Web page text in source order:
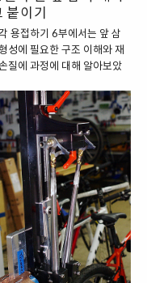
리지(Bridge)가 위치해야
Alxe)을 우선적으로 창
다. 그리고 뒷바퀴의 비드 사
값을 측정합니다. 이를
눈 뒤,..
붙이기
용접하기 6부에서는 앞 삼
성에 필요한 구조 이해와 재
질에 과정에 대해 알아보았
세척과 지그 설정 그리고
해보겠습니다. 6부에서 튜
계도에 따라 맞추고 재단 손
일이 상당히 고됐습니다. 하
번 7부에 다룰 내용은 재미
접이라 신나게 작업했던 기
니다. 이번 편은 포크와 체인
제작기에서 보았던 내용이
나올 것입니다. 작업하는 부
달라졌지 방법은 비슷하기 때
. 또 튜브를 고정한 뒤에 각도
리저리 조절할 수 있는 고급 지